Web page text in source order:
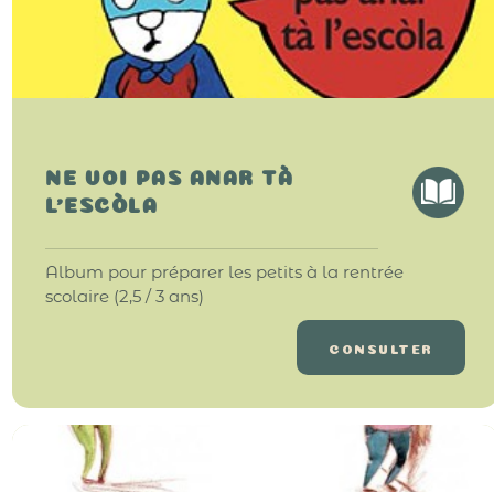
NE VOI PAS ANAR TÀ
L'ESCÒLA
Album pour préparer les petits à la rentrée
scolaire (2,5 / 3 ans)
CONSULTER